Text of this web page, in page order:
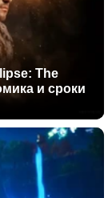
The
и сроки